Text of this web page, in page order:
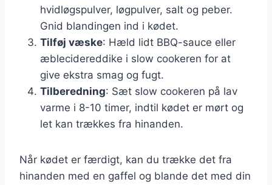
hvidløgspulver, løgpulver, salt og peber.
Gnid blandingen ind i kødet.
Tilføj væske: Hæld lidt BBQ-sauce eller
æblecidereddike i slow cookeren for at
give ekstra smag og fugt.
Tilberedning: Sæt slow cookeren på lav
varme i 8-10 timer, indtil kødet er mørt og
let kan trækkes fra hinanden.
Når kødet er færdigt, kan du trække det fra
hinanden med en gaffel og blande det med din